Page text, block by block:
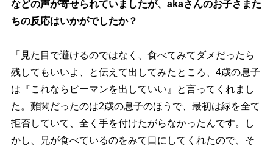
などの声が寄せられていましたが、akaさんのお子さまた
ちの反応はいかがでしたか？
「見た目で避けるのではなく、食べてみてダメだったら
残してもいいよ、と伝えて出してみたところ、4歳の息子
は『これならピーマンを出していい』と言ってくれまし
た。難関だったのは2歳の息子のほうで、最初は緑を全て
拒否していて、全く手を付けたがらなかったんです。し
かし、兄が食べているのをみて口にしてくれたので、そ